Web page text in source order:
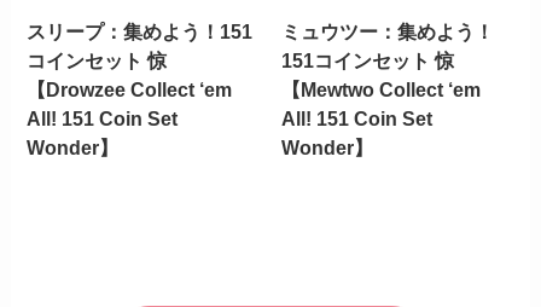
スリープ：集めよう！151
コインセット 惊
【Drowzee Collect ‘em
All! 151 Coin Set
Wonder】
ミュウツー：集めよう！
151コインセット 惊
【Mewtwo Collect ‘em
All! 151 Coin Set
Wonder】